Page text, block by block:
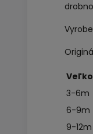
3-6m
6-9m
9-12m